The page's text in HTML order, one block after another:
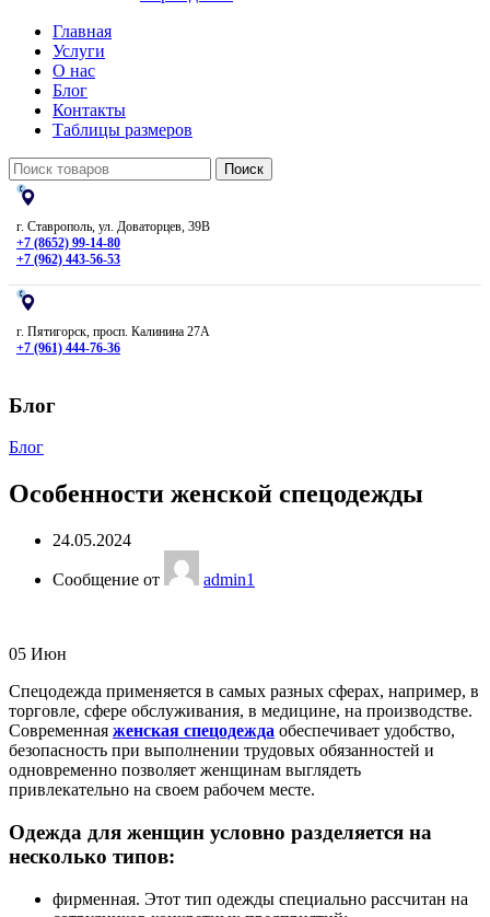
Главная
Услуги
О нас
Блог
Контакты
Таблицы размеров
Поиск
г. Ставрополь, ул. Доваторцев, 39В
+7 (8652) 99-14-80
+7 (962) 443-56-53
г. Пятигорск, просп. Калинина 27А
+7 (961) 444-76-36
Блог
Блог
Особенности женской спецодежды
24.05.2024
Сообщение от admin1
05 Июн
Спецодежда применяется в самых разных сферах, например, в
торговле, сфере обслуживания, в медицине, на производстве.
Современная женская спецодежда обеспечивает удобство,
безопасность при выполнении трудовых обязанностей и
одновременно позволяет женщинам выглядеть
привлекательно на своем рабочем месте.
Одежда для женщин условно разделяется на
несколько типов:
фирменная. Этот тип одежды специально рассчитан на